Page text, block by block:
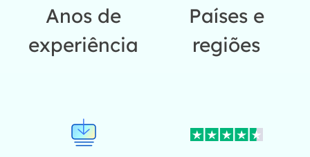
Anos de
experiência
Países e
regiões